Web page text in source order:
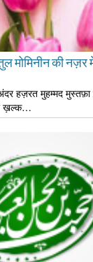
मोमिनीन की नज़र
हज़रत मुहम्मद
ख़ल्क…